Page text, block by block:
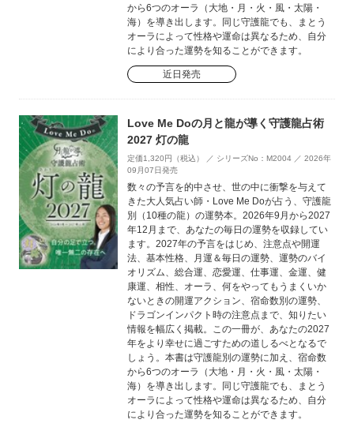
から6つのオーラ（大地・月・火・風・太陽・
海）を導き出します。同じ守護龍でも、まとう
オーラによって性格や運命は異なるため、自分
により合った運勢を知ることができます。
近日発売
Love Me Doの月と龍が導く守護龍占術
2027 灯の龍
定価1,320円（税込） ／ シリーズNo：M2004 ／ 2026年
09月07日発売
数々の予言を的中させ、世の中に衝撃を与えて
きた大人気占い師・Love Me Doが占う、守護龍
別（10種の龍）の運勢本。2026年9月から2027
年12月まで、あなたの毎日の運勢を収録してい
ます。2027年の予言をはじめ、注意点や開運
法、基本性格、月運＆毎日の運勢、運勢のバイ
オリズム、総合運、恋愛運、仕事運、金運、健
康運、相性、オーラ、何をやってもうまくいか
ないときの開運アクション、宿命数別の運勢、
ドラゴンインパクト時の注意点まで、知りたい
情報を幅広く掲載。この一冊が、あなたの2027
年をより幸せに過ごすための道しるべとなるで
しょう。本書は守護龍別の運勢に加え、宿命数
から6つのオーラ（大地・月・火・風・太陽・
海）を導き出します。同じ守護龍でも、まとう
オーラによって性格や運命は異なるため、自分
により合った運勢を知ることができます。